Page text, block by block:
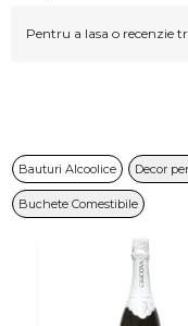
Pentru a lasa o recenzie
Bauturi Alcoolice Decor
Buchete Comestibile